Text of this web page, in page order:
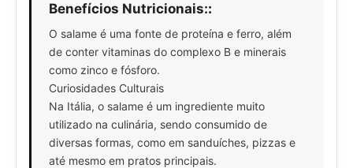
Benefícios Nutricionais::
O salame é uma fonte de proteína e ferro, além
de conter vitaminas do complexo B e minerais
como zinco e fósforo.
Curiosidades Culturais
Na Itália, o salame é um ingrediente muito
utilizado na culinária, sendo consumido de
diversas formas, como em sanduíches, pizzas e
até mesmo em pratos principais.